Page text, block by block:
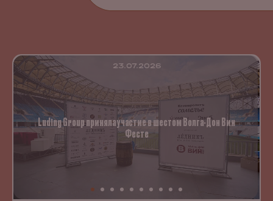
23.07.2026
Luding Group приняла участие в шестом Волга-Дон Вин
Фесте